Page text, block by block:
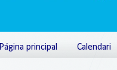
Página principal Calendari